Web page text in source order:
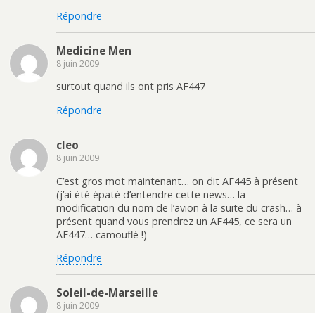
Répondre
Medicine Men
8 juin 2009
surtout quand ils ont pris AF447
Répondre
cleo
8 juin 2009
C’est gros mot maintenant… on dit AF445 à présent
(j’ai été épaté d’entendre cette news… la
modification du nom de l’avion à la suite du crash… à
présent quand vous prendrez un AF445, ce sera un
AF447… camouflé !)
Répondre
Soleil-de-Marseille
8 juin 2009